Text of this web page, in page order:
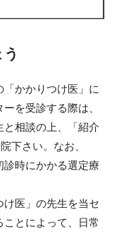
かかりつけ医」に
を受診する際は、
相談の上、「紹介
下さい。なお、
診時にかかる選定療
医」の先生を当セ
とによって、日常